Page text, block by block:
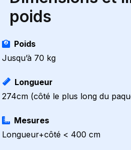
poids
Poids
Jusqu’à 70 kg
Longueur
274cm (côté le plus long du
Mesures
Longueur+côté < 400 cm